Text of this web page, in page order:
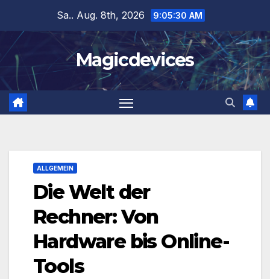
springen
Sa.. Aug. 8th, 2026 9:05:31 AM
Magicdevices
ALLGEMEIN
Die Welt der
Rechner: Von
Hardware bis Online-
Tools